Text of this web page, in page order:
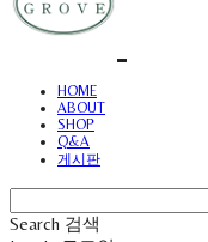
HOME
ABOUT
SHOP
Q&A
게시판
Search 검색